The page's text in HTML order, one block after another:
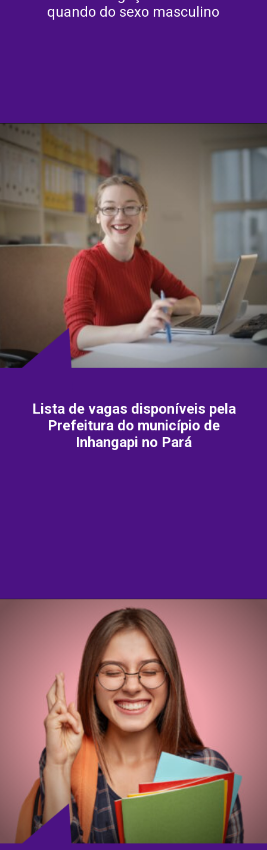
quando do sexo masculino
Lista de vagas disponíveis pela
Prefeitura do município de
Inhangapi no Pará
https://agenciasantarem.com.br/amp